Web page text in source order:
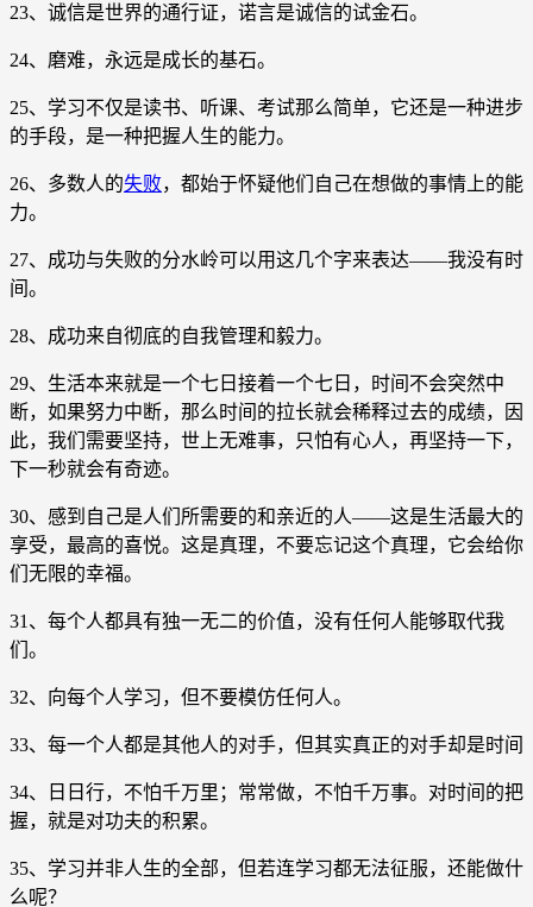
23、诚信是世界的通行证，诺言是诚信的试金石。
24、磨难，永远是成长的基石。
25、学习不仅是读书、听课、考试那么简单，它还是一种进步
的手段，是一种把握人生的能力。
26、多数人的失败，都始于怀疑他们自己在想做的事情上的能
力。
27、成功与失败的分水岭可以用这几个字来表达——我没有时
间。
28、成功来自彻底的自我管理和毅力。
29、生活本来就是一个七日接着一个七日，时间不会突然中
断，如果努力中断，那么时间的拉长就会稀释过去的成绩，因
此，我们需要坚持，世上无难事，只怕有心人，再坚持一下，
下一秒就会有奇迹。
30、感到自己是人们所需要的和亲近的人——这是生活最大的
享受，最高的喜悦。这是真理，不要忘记这个真理，它会给你
们无限的幸福。
31、每个人都具有独一无二的价值，没有任何人能够取代我
们。
32、向每个人学习，但不要模仿任何人。
33、每一个人都是其他人的对手，但其实真正的对手却是时间
34、日日行，不怕千万里；常常做，不怕千万事。对时间的把
握，就是对功夫的积累。
35、学习并非人生的全部，但若连学习都无法征服，还能做什
么呢？